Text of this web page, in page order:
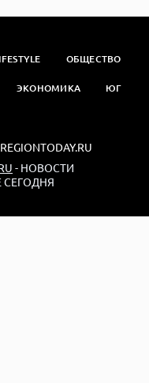
ОБЩЕСТВО
ЭКОНОМИКА ЮГ
- НОВОСТИ
СЕГОДНЯ